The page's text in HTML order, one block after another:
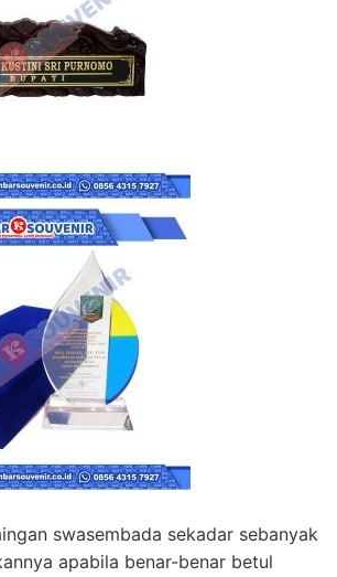
swasembada sekadar sebanyak
apabila benar-benar betul